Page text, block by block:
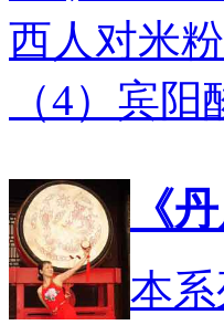
西人对米
（4）宾
《
本